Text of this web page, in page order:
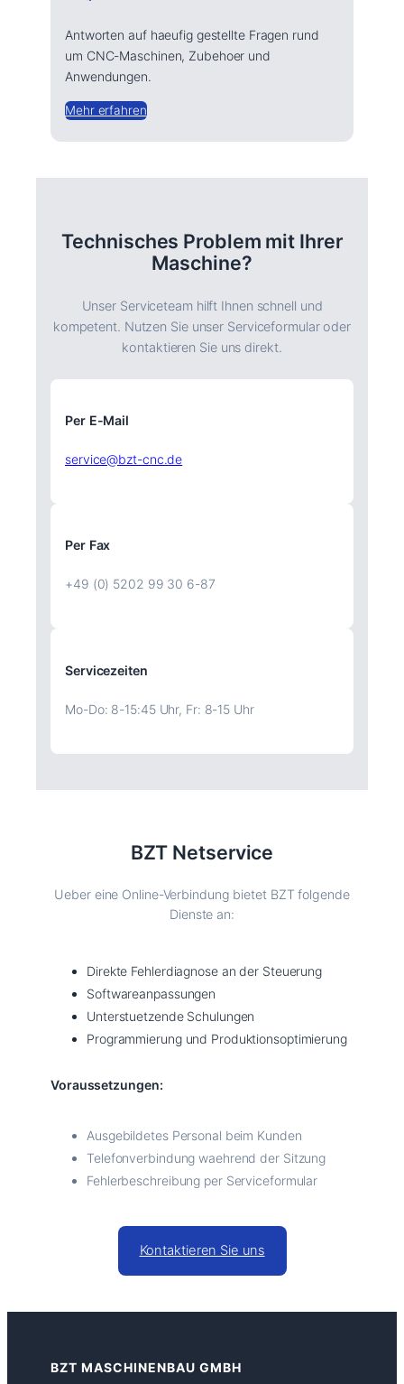
Antworten auf haeufig gestellte Fragen rund
um CNC-Maschinen, Zubehoer und
Anwendungen.
Mehr erfahren
Technisches Problem mit Ihrer
Maschine?
Unser Serviceteam hilft Ihnen schnell und
kompetent. Nutzen Sie unser Serviceformular oder
kontaktieren Sie uns direkt.
Per E-Mail
service@bzt-cnc.de
Per Fax
+49 (0) 5202 99 30 6-87
Servicezeiten
Mo-Do: 8-15:45 Uhr, Fr: 8-15 Uhr
BZT Netservice
Ueber eine Online-Verbindung bietet BZT folgende
Dienste an:
Direkte Fehlerdiagnose an der Steuerung
Softwareanpassungen
Unterstuetzende Schulungen
Programmierung und Produktionsoptimierung
Voraussetzungen:
Ausgebildetes Personal beim Kunden
Telefonverbindung waehrend der Sitzung
Fehlerbeschreibung per Serviceformular
Kontaktieren Sie uns
BZT MASCHINENBAU GMBH